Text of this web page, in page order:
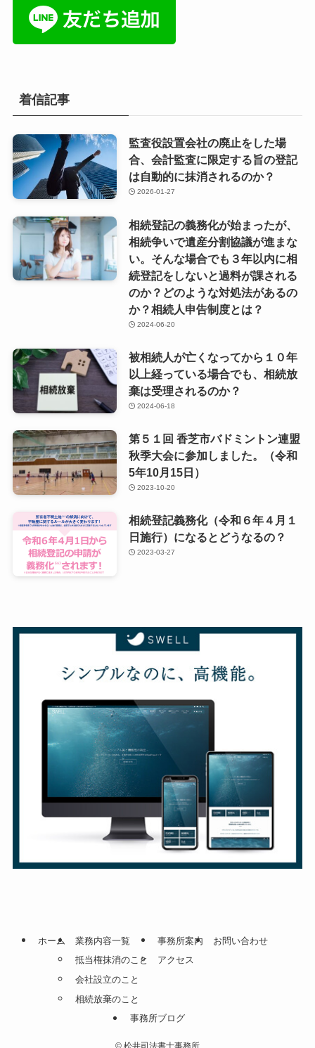
着信記事
監査役設置会社の廃止をした場
合、会計監査に限定する旨の登記
は自動的に抹消されるのか？
2026-01-27
相続登記の義務化が始まったが、
相続争いで遺産分割協議が進まな
い。そんな場合でも３年以内に相
続登記をしないと過料が課される
のか？どのような対処法があるの
か？相続人申告制度とは？
2024-06-20
被相続人が亡くなってから１０年
以上経っている場合でも、相続放
棄は受理されるのか？
2024-06-18
第５１回 香芝市バドミントン連盟
秋季大会に参加しました。（令和
5年10月15日）
2023-10-20
相続登記義務化（令和６年４月１
日施行）になるとどうなるの？
2023-03-27
ホーム
業務内容一覧
抵当権抹消のこと
会社設立のこと
相続放棄のこと
事務所案内
アクセス
お問い合わせ
事務所ブログ
© 松井司法書士事務所